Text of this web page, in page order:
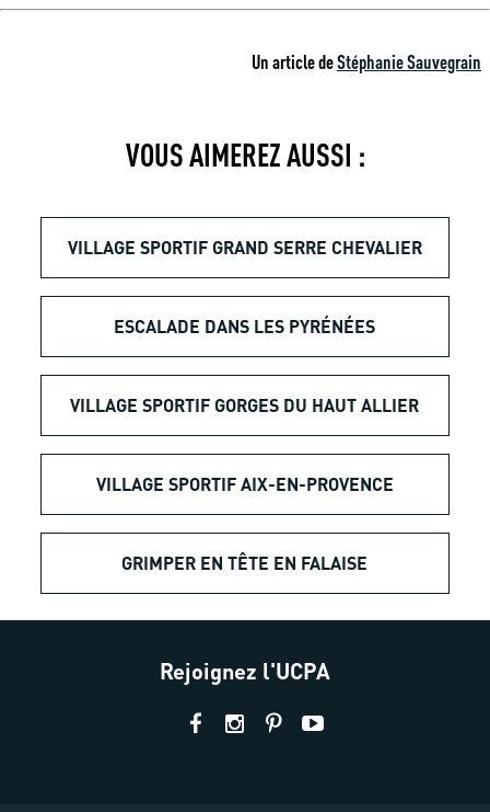
Un article deStéphanie Sauvegrain
VOUS AIMEREZ AUSSI :
VILLAGE SPORTIF GRAND SERRE CHEVALIER
ESCALADE DANS LES PYRÉNÉES
VILLAGE SPORTIF GORGES DU HAUT ALLIER
VILLAGE SPORTIF AIX-EN-PROVENCE
GRIMPER EN TÊTE EN FALAISE
Rejoignez l'UCPA